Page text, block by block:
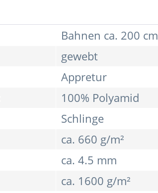
Bahnen ca. 200
gewebt
Appretur
100% Polyamid
Schlinge
ca. 660 g/m²
ca. 4.5 mm
ca. 1600 g/m²